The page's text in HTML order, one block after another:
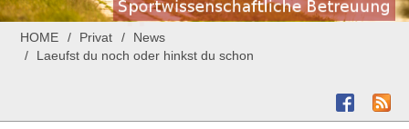
HOME Privat
News
Laeufst du noch oder hinkst du schon